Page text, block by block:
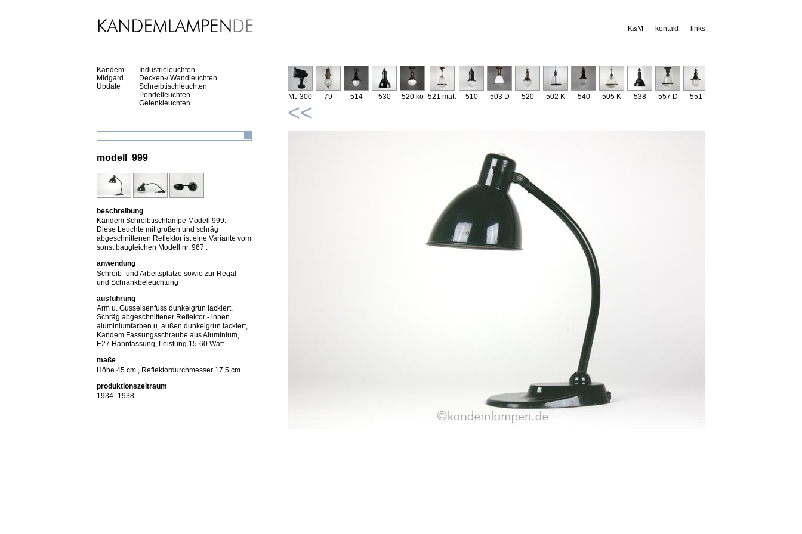
K&M kontakt links
Kandem
Midgard
Update
Industrieleuchten
Decken-/ Wandleuchten
Schreibtischleuchten
Pendelleuchten
Gelenkleuchten
modell 999
beschreibung
Kandem Schreibtischlampe Modell 999.
Diese Leuchte mit großen und schräg
abgeschnittenen Reflektor ist eine Variante vom
sonst baugleichen Modell nr. 967 .
anwendung
Schreib- und Arbeitsplätze sowie zur Regal-
und Schrankbeleuchtung
ausführung
Arm u. Gusseisenfuss dunkelgrün lackiert,
Schräg abgeschnittener Reflektor - innen
aluminiumfarben u. außen dunkelgrün lackiert,
Kandem Fassungsschraube aus Aluminium,
E27 Hahnfassung, Leistung 15-60 Watt
maße
Höhe 45 cm , Reflektordurchmesser 17,5 cm
produktionszeitraum
1934 -1938
MJ 300 79 514 530 520 ko 521 matt 510 503 D 520 502 K 540 505 K 538 557 D 551
<<